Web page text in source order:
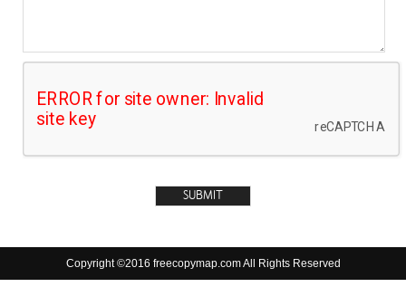
Copyright ©2016 freecopymap.com All Rights Reserved